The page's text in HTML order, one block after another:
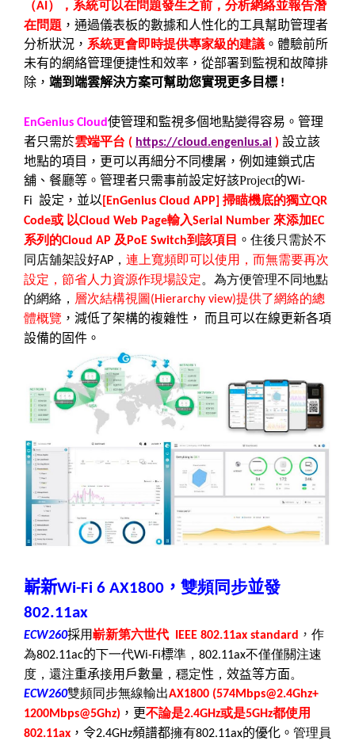
（AI ），系統可以在問題發生之前，分析網絡並報告潛
在問題 ，通過儀表板的數據和人性化的工具幫助管理者
分析狀況， 系統更會即時提供專家級的建議 。體驗前所
未有的網絡管理便捷性和效率，從部署到監視和故障排
除， 端到端雲解決方案可幫助您實現更多目標 !
EnGenius Cloud使管理和監視多個地點變得容易。管理
者只需於雲端平台 ( https://cloud.engenius.ai ) 設立該
地點的項目，更可以再細分不同樓屠，例如連鎖式店
舖、餐廳等。管理者只需事前設定好該Project的Wi-
Fi 設定，並以[EnGenius Cloud APP] 掃瞄機底的獨立QR
Code或 以Cloud Web Page輸入Serial Number 來添加 EC
系列的Cloud AP 及 PoE Switch到該項目 。 住後只需於不
同店舖架設好AP ， 連上寬頻即可以使用，而無需要再次
設定，節省人力資源作現場設定。為方便管理不同地點
的網絡， 層次結構視圖 (Hierarchy view)提供了網絡的總
體概覽 ，減低了架構的複雜性，
而且可以在線更新各項
設備的固件。
嶄新Wi-Fi 6 AX1800 ， 雙頻同步並發
802.11ax
ECW260採用嶄新第六世代 IEEE 802.11ax standard ， 作
為802.11ac的下一代Wi-Fi標準， 802.11ax不僅僅關注速
度，還注重承接用戶數量 ，穩定性 ， 效益等方面。
ECW260雙頻同步無線輸出AX1800 (574Mbps@2.4Ghz+
1200Mbps@5Ghz) ，更不論是2.4GHz或是5GHz都使用
802.11ax ，令2.4GHz頻譜都擁有802.11ax的優化。 管理員